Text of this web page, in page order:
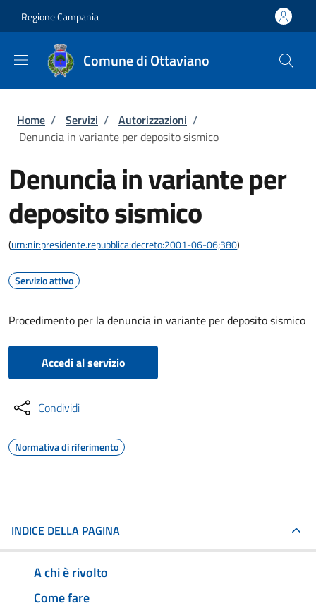
Regione Campania
Comune di Ottaviano
Briciole di pane
Home / Servizi / Autorizzazioni /
Denuncia in variante per deposito sismico
Denuncia in variante per
deposito sismico
(urn:nir:presidente.repubblica:decreto:2001-06-06;380)
Servizio attivo
Procedimento per la denuncia in variante per deposito sismico
Accedi al servizio
Condividi
Normativa di riferimento
INDICE DELLA PAGINA
A chi è rivolto
Come fare